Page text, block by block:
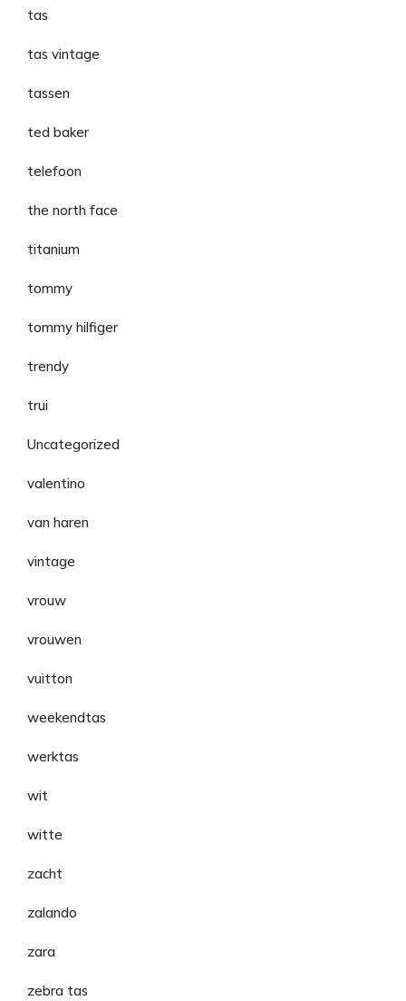
tas
tas vintage
tassen
ted baker
telefoon
the north face
titanium
tommy
tommy hilfiger
trendy
trui
Uncategorized
valentino
van haren
vintage
vrouw
vrouwen
vuitton
weekendtas
werktas
wit
witte
zacht
zalando
zara
zebra tas